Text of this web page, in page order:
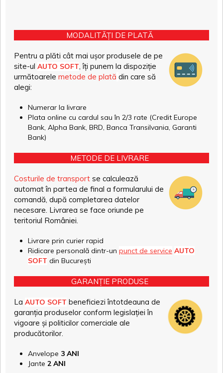
MODALITĂȚI DE PLATĂ
Pentru a plăti cât mai ușor produsele de pe
site-ul AUTO SOFT, îți punem la dispoziție
următoarele metode de plată din care să
alegi:
Numerar la livrare
Plata online cu cardul sau în 2/3 rate (Credit Europe
Bank, Alpha Bank, BRD, Banca Transilvania, Garanti
Bank)
METODE DE LIVRARE
Costurile de transport se calculează
automat în partea de final a formularului de
comandă, după completarea datelor
necesare. Livrarea se face oriunde pe
teritoriul României.
Livrare prin curier rapid
Ridicare personală dintr-un punct de service AUTO
SOFT din București
GARANȚIE PRODUSE
La AUTO SOFT beneficiezi întotdeauna de
garanția produselor conform legislației în
vigoare și politicilor comerciale ale
producătorilor.
Anvelope 3 ANI
Jante 2 ANI